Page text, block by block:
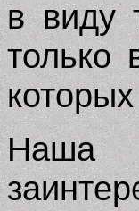
в виду
только
Наша